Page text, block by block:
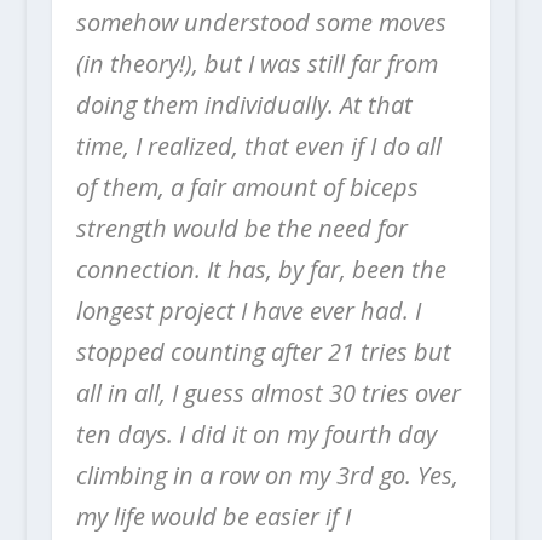
somehow understood some moves
(in theory!), but I was still far from
doing them individually. At that
time, I realized, that even if I do all
of them, a fair amount of biceps
strength would be the need for
connection. It has, by far, been the
longest project I have ever had. I
stopped counting after 21 tries but
all in all, I guess almost 30 tries over
ten days. I did it on my fourth day
climbing in a row on my 3rd go. Yes,
my life would be easier if I